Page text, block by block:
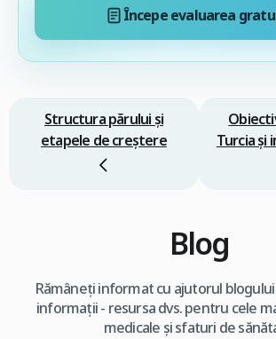
Începe evaluarea
Structura părului și
etapele de creștere
Turcia şi
Blog
Rămâneți informat cu ajutorul
informații - resursa dvs. pentru cele
medicale și sfaturi de